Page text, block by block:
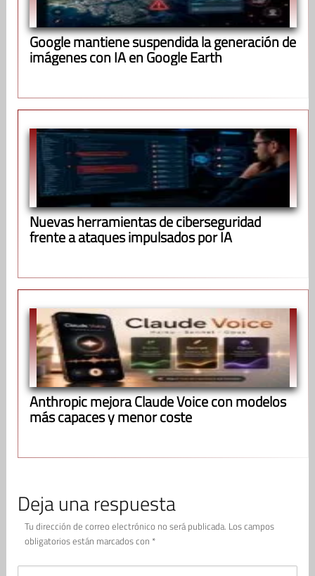
Google mantiene suspendida la generación de
imágenes con IA en Google Earth
Nuevas herramientas de ciberseguridad
frente a ataques impulsados por IA
Anthropic mejora Claude Voice con modelos
más capaces y menor coste
Deja una respuesta
Tu dirección de correo electrónico no será publicada. Los campos
obligatorios están marcados con *